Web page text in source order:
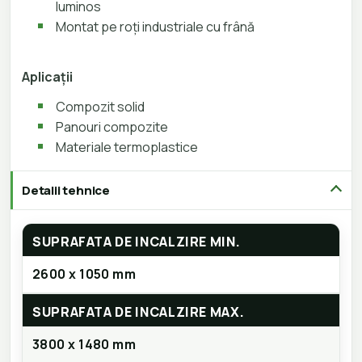
luminos
Montat pe roți industriale cu frână
Aplicații
Compozit solid
Panouri compozite
Materiale termoplastice
Detalii tehnice
SUPRAFATA DE INCALZIRE MIN.
2600 x 1050 mm
SUPRAFATA DE INCALZIRE MAX.
3800 x 1480 mm